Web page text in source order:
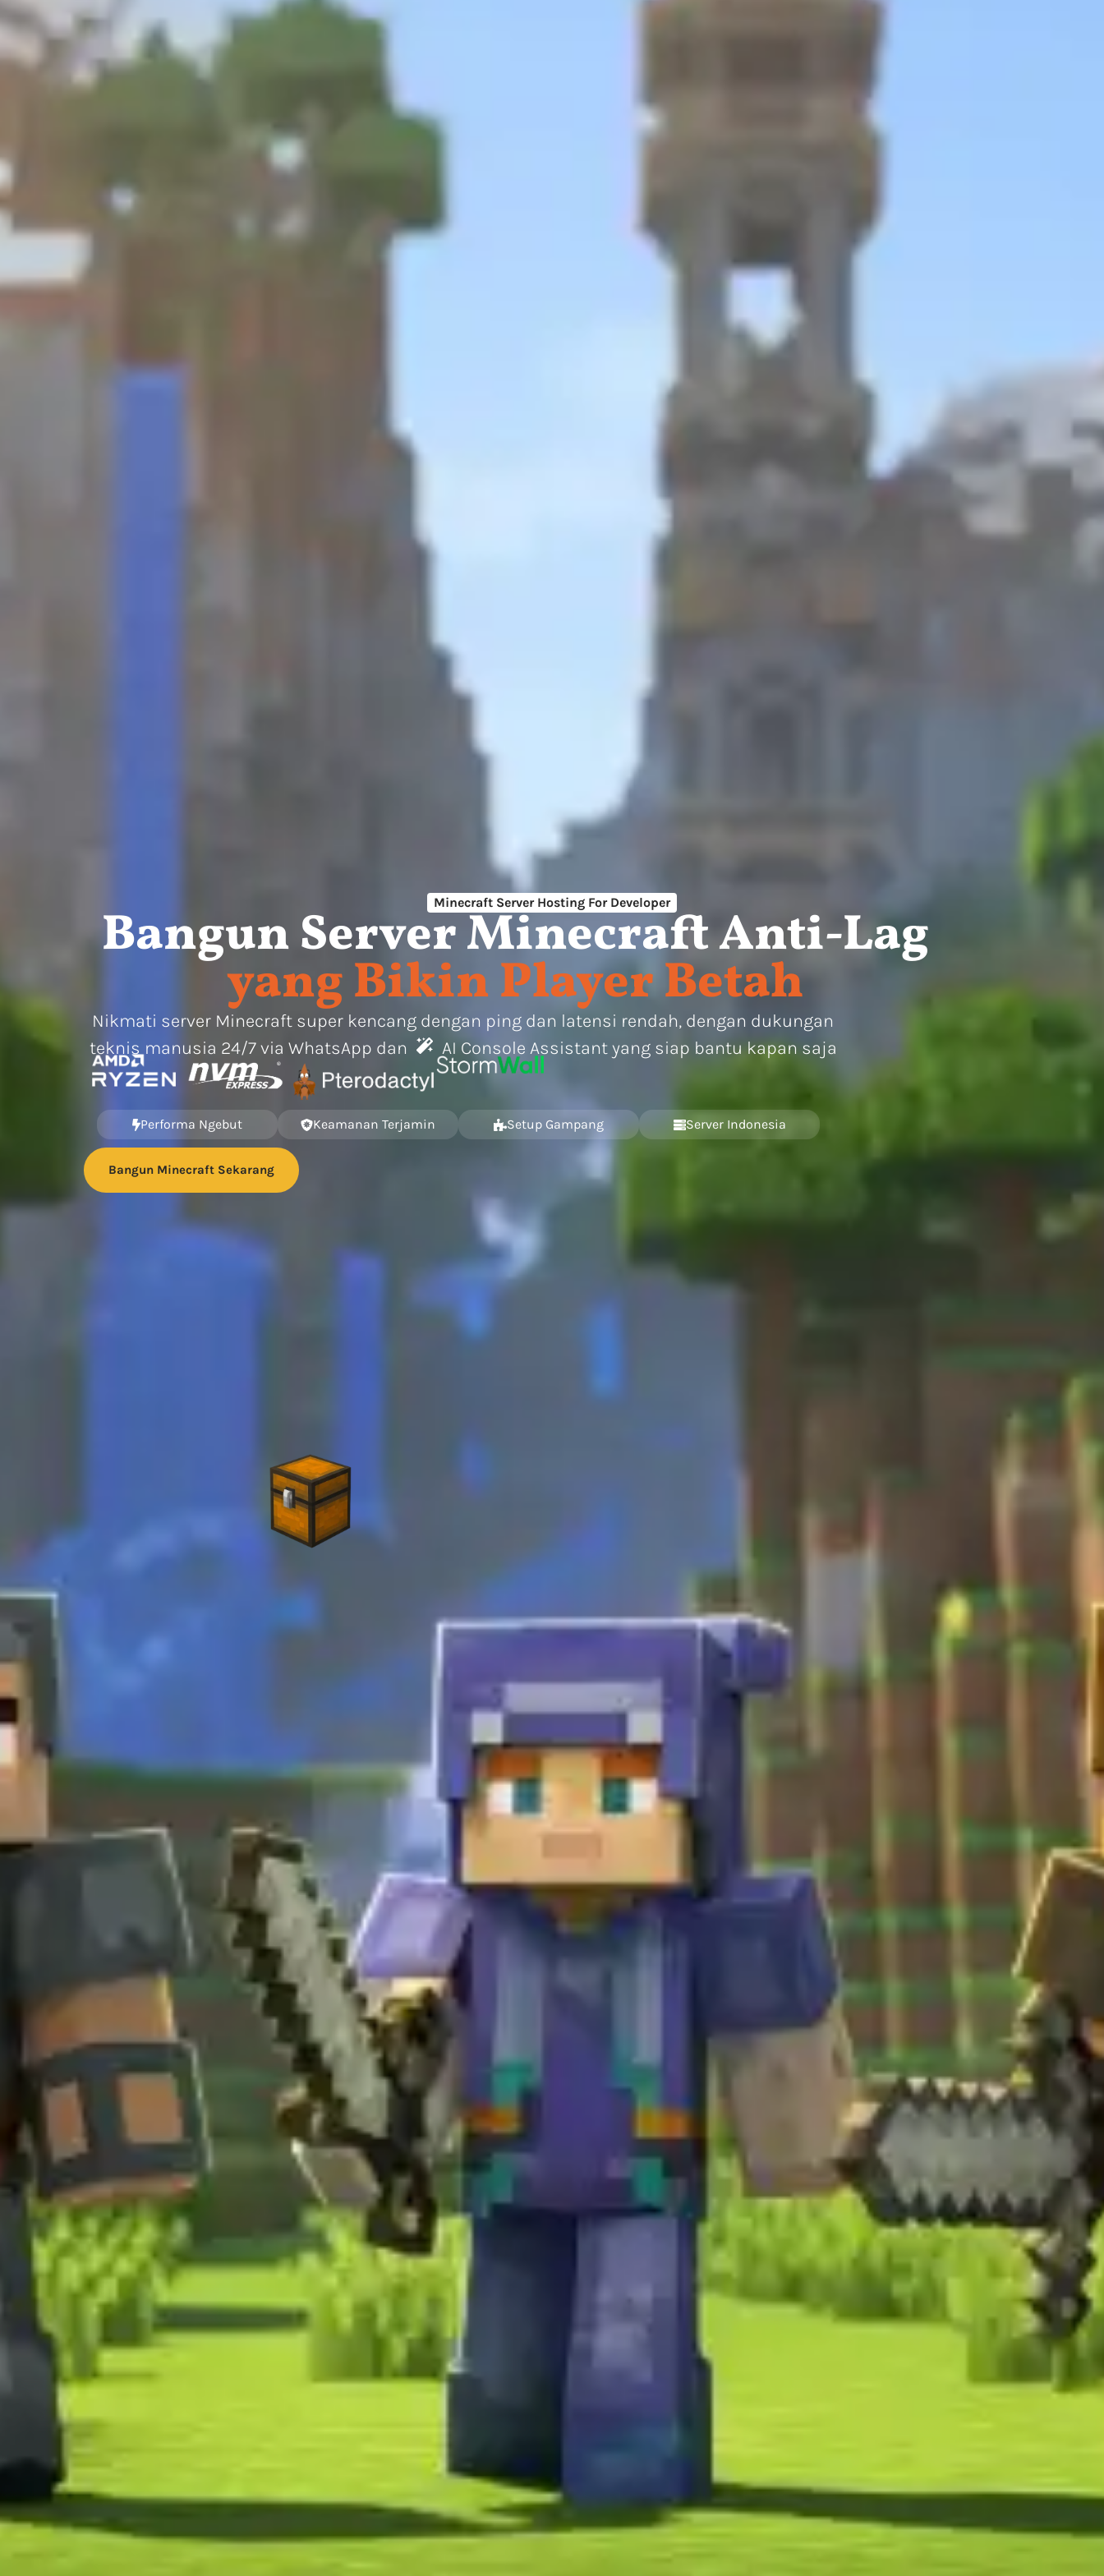
Minecraft Server Hosting​ For Developer
Bangun Server Minecraft Anti-Lag
yang Bikin Player Betah
Nikmati server Minecraft super kencang dengan ping dan latensi rendah, dengan dukungan
teknis manusia 24/7 via WhatsApp dan
AI Console Assistantyang siap bantu kapan saja
Performa Ngebut Keamanan Terjamin Setup Gampang Server Indonesia
Bangun Minecraft Sekarang